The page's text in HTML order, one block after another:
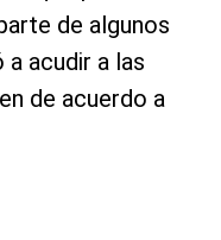
de algunos
acudir a las
de acuerdo a